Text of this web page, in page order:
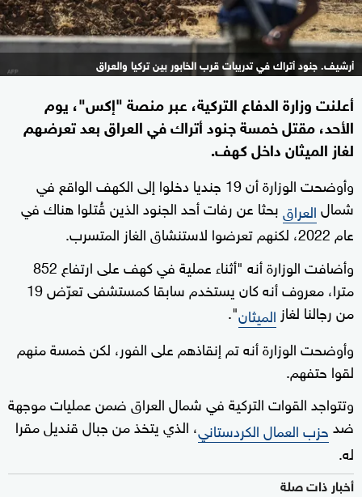
أرشيف. جنود أتراك في تدريبات قرب الخابور بين تركيا والعراق
أعلنت وزارة الدفاع التركية، عبر منصة "إكس"، يوم
الأحد، مقتل خمسة جنود أتراك في العراق بعد تعرضهم
لغاز الميثان داخل كهف.
وأوضحت الوزارة أن 19 جنديا دخلوا إلى الكهف الواقع في
شمالالعراقبحثا عن رفات أحد الجنود الذين قُتلوا هناك في
عام 2022، لكنهم تعرضوا لاستنشاق الغاز المتسرب.
وأضافت الوزارة أنه "أثناء عملية في كهف على ارتفاع 852
مترا، معروف أنه كان يستخدم سابقا كمستشفى تعرّض 19
من رجالنا لغاز الميثان".
وأوضحت الوزارة أنه تم إنقاذهم على الفور، لكن خمسة منهم
لقوا حتفهم.
وتتواجد القوات التركية في شمال العراق ضمن عمليات موجهة
ضدحزب العمال الكردستاني، الذي يتخذ من جبال قنديل مقرا
له.
أخبار ذات صلة